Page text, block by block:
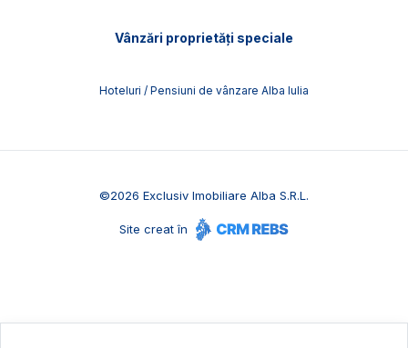
Vânzări proprietăți speciale
Hoteluri / Pensiuni de vânzare Alba Iulia
©2026 Exclusiv Imobiliare Alba S.R.L.
Site creat în